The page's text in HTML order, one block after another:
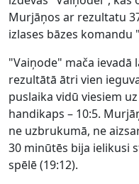
Murjāņos ar rezultatu
izlases bāzes komandu
"Vaiņode" mača ievadā
rezultātā ātri vien
puslaika vidū viesiem
handikaps – 10:5.
ne uzbrukumā, ne
30 minūtēs bija ielikusi
spēlē (19:12).